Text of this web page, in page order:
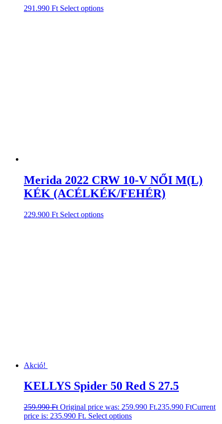
291.990 Ft Select options
Merida 2022 CRW 10-V NŐI M(L)
KÉK (ACÉLKÉK/FEHÉR)
229.900 Ft Select options
Akció!
KELLYS Spider 50 Red S 27.5
259.990Ft Original price was: 259.990 Ft.235.990 FtCurrent
price is: 235.990 Ft. Select options